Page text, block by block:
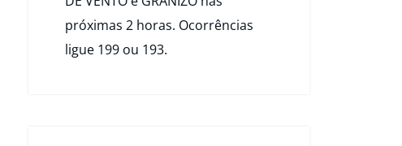
próximas 2 horas. Ocorrências
ligue 199 ou 193.